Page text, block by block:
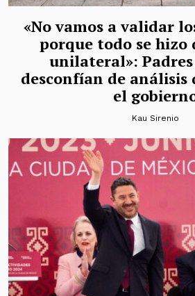
«No vamos a validar
porque todo se hizo
unilateral»: Padres
desconfían de análisis
el
Kau Sirenio